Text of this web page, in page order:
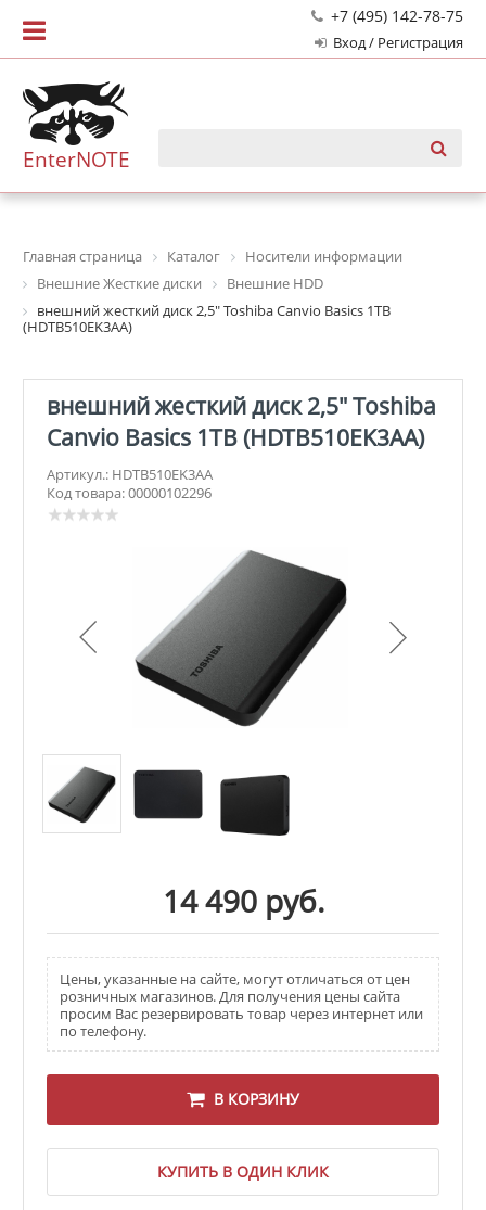
+7 (495) 142-78-75
Вход / Регистрация
EnterNOTE
Главная страница Каталог
Носители информации
Внешние Жесткие диски
Внешние HDD
внешний жесткий диск 2,5" Toshiba Canvio Basics 1TB
(HDTB510EK3AA)
внешний жесткий диск 2,5" Toshiba
Canvio Basics 1TB (HDTB510EK3AA)
Артикул.: HDTB510EK3AA
Код товара: 00000102296
14 490 руб.
Цены, указанные на сайте, могут отличаться от цен
розничных магазинов. Для получения цены сайта
просим Вас резервировать товар через интернет или
по телефону.
В КОРЗИНУ
КУПИТЬ В ОДИН КЛИК